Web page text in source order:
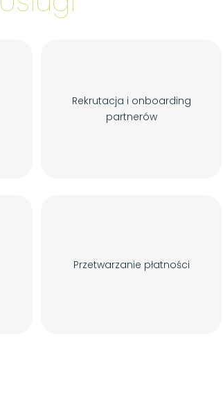
Rekrutacja i onboarding
partnerów
Przetwarzanie płatności